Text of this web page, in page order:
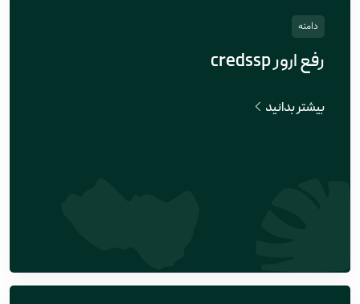
دامنه
رفع ارور credssp
بیشتر بدانید